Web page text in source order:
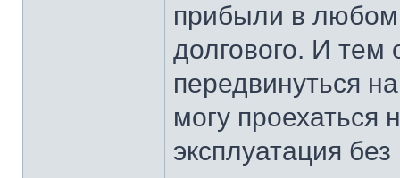
прибыли в любом
долгового. И
передвинуться
могу проехаться
эксплуатация